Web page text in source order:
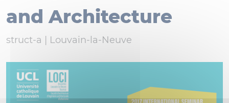
and Architecture
struct-a | Louvain-la-Neuve